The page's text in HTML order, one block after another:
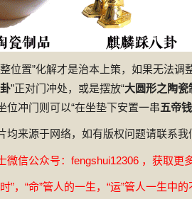
位置”化解才是治本上策，如果无法
”正对门冲处，或是摆放“大圆形之陶瓷
位冲门则可以“在坐垫下安置一串五帝钱
均来源于网络，如有版权问题请联系我
微信公众号：fengshui12306 ，获取更
”，“命”管人的一生，“运”管人一生中